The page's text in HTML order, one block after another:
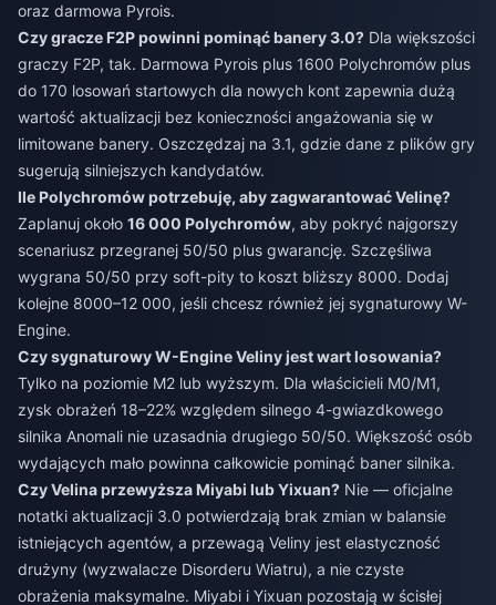
oraz darmowa Pyrois.
Czy gracze F2P powinni pominąć banery 3.0? Dla większości
graczy F2P, tak. Darmowa Pyrois plus 1600 Polychromów plus
do 170 losowań startowych dla nowych kont zapewnia dużą
wartość aktualizacji bez konieczności angażowania się w
limitowane banery. Oszczędzaj na 3.1, gdzie dane z plików gry
sugerują silniejszych kandydatów.
Ile Polychromów potrzebuję, aby zagwarantować Velinę?
Zaplanuj około 16 000 Polychromów, aby pokryć najgorszy
scenariusz przegranej 50/50 plus gwarancję. Szczęśliwa
wygrana 50/50 przy soft-pity to koszt bliższy 8000. Dodaj
kolejne 8000–12 000, jeśli chcesz również jej sygnaturowy W-
Engine.
Czy sygnaturowy W-Engine Veliny jest wart losowania?
Tylko na poziomie M2 lub wyższym. Dla właścicieli M0/M1,
zysk obrażeń 18–22% względem silnego 4-gwiazdkowego
silnika Anomali nie uzasadnia drugiego 50/50. Większość osób
wydających mało powinna całkowicie pominąć baner silnika.
Czy Velina przewyższa Miyabi lub Yixuan? Nie — oficjalne
notatki aktualizacji 3.0 potwierdzają brak zmian w balansie
istniejących agentów, a przewagą Veliny jest elastyczność
drużyny (wyzwalacze Disorderu Wiatru), a nie czyste
obrażenia maksymalne. Miyabi i Yixuan pozostają w ścisłej